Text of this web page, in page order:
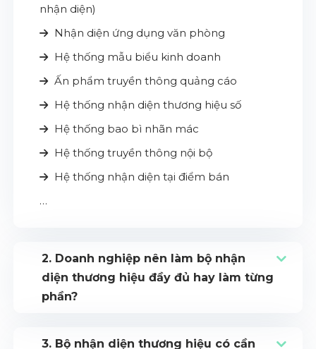
nhận diện)
Nhận diện ứng dụng văn phòng
Hệ thống mẫu biểu kinh doanh
Ấn phẩm truyền thông quảng cáo
Hệ thống nhận diện thương hiệu số
Hệ thống bao bì nhãn mác
Hệ thống truyền thông nội bộ
Hệ thống nhận diện tại điểm bán
…
2. Doanh nghiệp nên làm bộ nhận
diện thương hiệu đầy đủ hay làm từng
phần?
3. Bộ nhận diện thương hiệu có cần